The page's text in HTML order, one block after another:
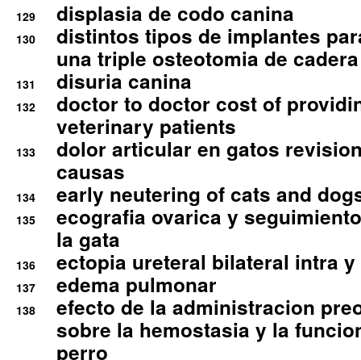
129 displasia de codo canina
130
distintos tipos de implantes
una triple osteotomia de cadera
131 disuria canina
132
doctor to doctor cost of
veterinary patients
133
dolor articular en gatos
causas
134 early neutering of cats and
135
ecografia ovarica y
la gata
136 ectopia ureteral bilateral intra
137 edema pulmonar
138
efecto de la administracion
sobre la hemostasia y la
perro